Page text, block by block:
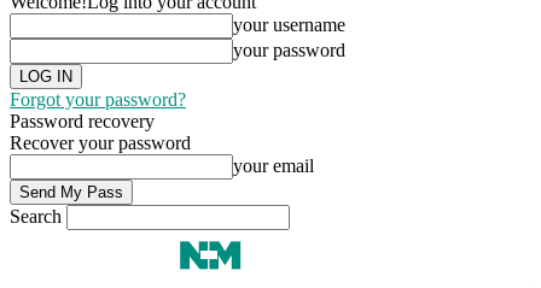
your username
your password
Forgot your password?
Password recovery
Recover your password
your email
Search